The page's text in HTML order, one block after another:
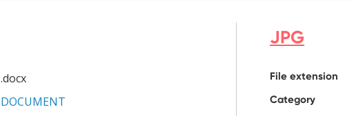
.docx
DOCUMENT
JPG
File extension
Category